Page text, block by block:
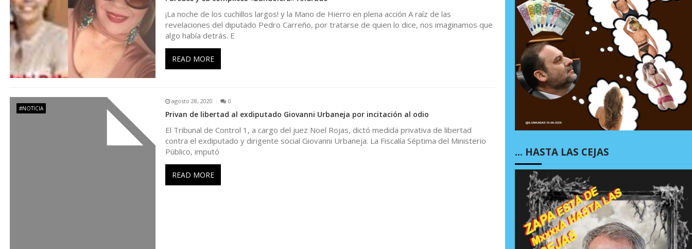
c
i
ó
n
d
¡La noche de los cuchillos largos! y la Mano de Hierro en plena acción A raíz de las
revelaciones del diputado Pedro Carreño, por tratarse de quien lo dice, nos imaginamos que
algo había detrás. E
READ MORE
#NOTICIA
agosto 28, 2020 0
Privan de libertad al exdiputado Giovanni Urbaneja por incitación al odio
El Tribunal de Control 1, a cargo del juez Noel Rojas, dictó medida privativa de libertad
contra el exdiputado y dirigente social Giovanni Urbaneja. La Fiscalía Séptima del Ministerio
Público, imputó
READ MORE
… HASTA LAS CEJAS